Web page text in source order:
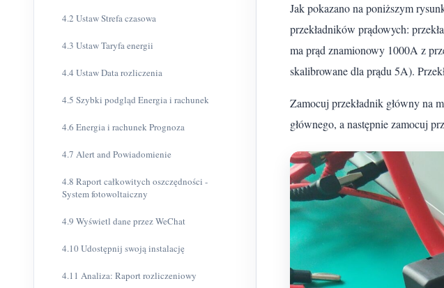
4.2 Ustaw Strefa czasowa
4.3 Ustaw Taryfa energii
4.4 Ustaw Data rozliczenia
4.5 Szybki podgląd Energia i rachunek
4.6 Energia i rachunek Prognoza
4.7 Alert and Powiadomienie
4.8 Raport całkowitych oszczędności -
System fotowoltaiczny
4.9 Wyświetl dane przez WeChat
4.10 Udostępnij swoją instalację
4.11 Analiza: Raport rozliczeniowy
Jak pokazano na poniższym
przekładników prądowych:
ma prąd znamionowy 1000A z
skalibrowane dla prądu 5A).
Zamocuj przekładnik główny na
głównego, a następnie zamocuj